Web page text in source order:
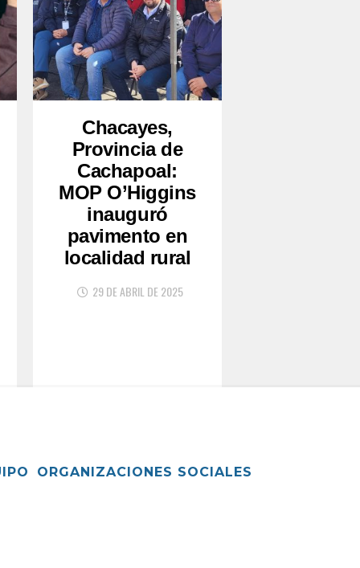
Chacayes,
Provincia de
Cachapoal:
MOP O’Higgins
inauguró
pavimento en
localidad rural
29 DE ABRIL DE 2025
ORGANIZACIONES SOCIALES